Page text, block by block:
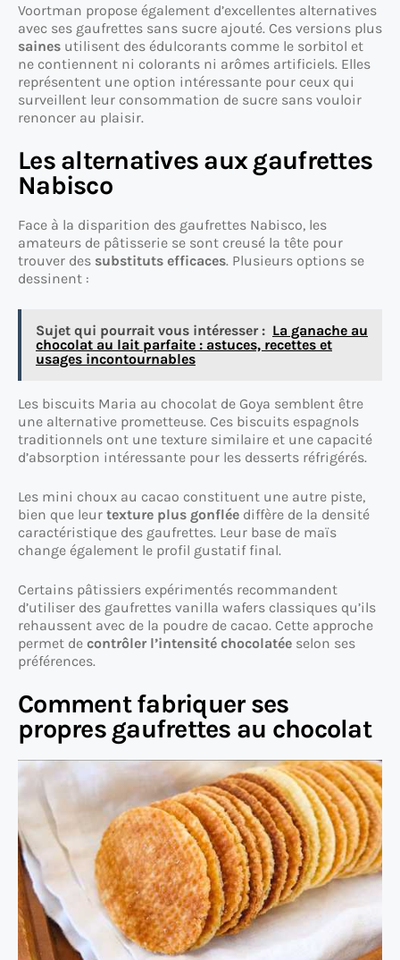
Voortman propose également d’excellentes alternatives
avec ses gaufrettes sans sucre ajouté. Ces versions plus
saines utilisent des édulcorants comme le sorbitol et
ne contiennent ni colorants ni arômes artificiels. Elles
représentent une option intéressante pour ceux qui
surveillent leur consommation de sucre sans vouloir
renoncer au plaisir.
Les alternatives aux gaufrettes
Nabisco
Face à la disparition des gaufrettes Nabisco, les
amateurs de pâtisserie se sont creusé la tête pour
trouver des substituts efficaces. Plusieurs options se
dessinent :
Sujet qui pourrait vous intéresser : La ganache au
chocolat au lait parfaite : astuces, recettes et
usages incontournables
Les biscuits Maria au chocolat de Goya semblent être
une alternative prometteuse. Ces biscuits espagnols
traditionnels ont une texture similaire et une capacité
d’absorption intéressante pour les desserts réfrigérés.
Les mini choux au cacao constituent une autre piste,
bien que leur texture plus gonflée diffère de la densité
caractéristique des gaufrettes. Leur base de maïs
change également le profil gustatif final.
Certains pâtissiers expérimentés recommandent
d’utiliser des gaufrettes vanilla wafers classiques qu’ils
rehaussent avec de la poudre de cacao. Cette approche
permet de contrôler l’intensité chocolatée selon ses
préférences.
Comment fabriquer ses
propres gaufrettes au chocolat